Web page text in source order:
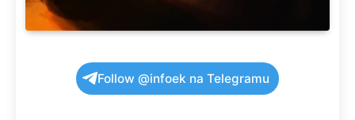
Follow @infoek na Telegramu